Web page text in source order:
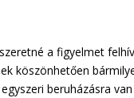
a figyelmet
köszönhetően
beruházásra van